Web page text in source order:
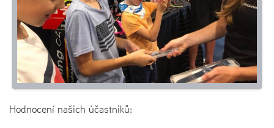
Hodnocení našich účastniků: